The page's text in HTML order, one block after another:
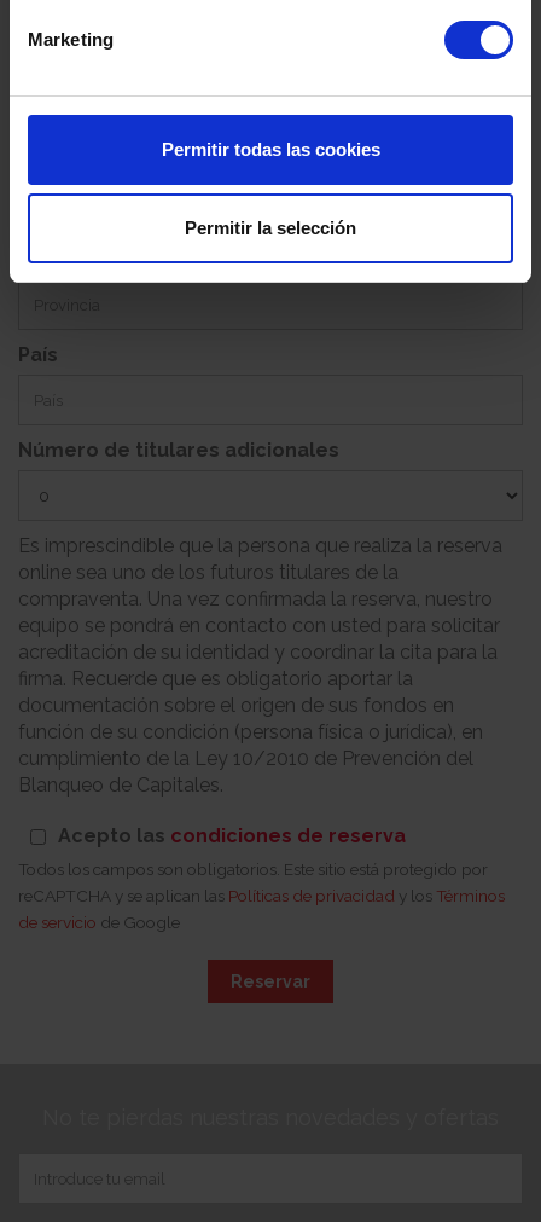
Marketing
Permitir todas las cookies
Permitir la selección
Provincia
País
Número de titulares adicionales
Es imprescindible que la persona que realiza la reserva
online sea uno de los futuros titulares de la
compraventa. Una vez confirmada la reserva, nuestro
equipo se pondrá en contacto con usted para solicitar
acreditación de su identidad y coordinar la cita para la
firma. Recuerde que es obligatorio aportar la
documentación sobre el origen de sus fondos en
función de su condición (persona física o jurídica), en
cumplimiento de la Ley 10/2010 de Prevención del
Blanqueo de Capitales.
Acepto las condiciones de reserva
Todos los campos son obligatorios. Este sitio está protegido por
reCAPTCHA y se aplican las Políticas de privacidad y los Términos
de servicio de Google
Reservar